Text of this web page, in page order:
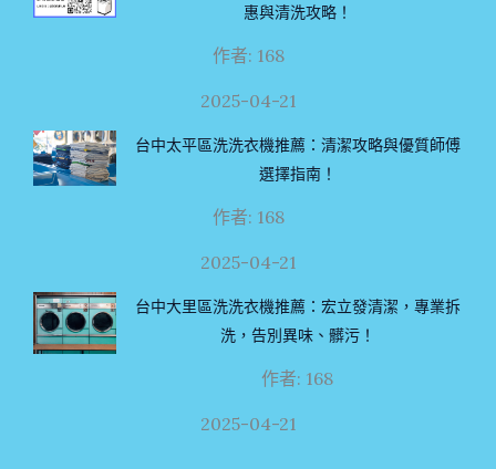
惠與清洗攻略！
作者: 168
2025-04-21
台中太平區洗洗衣機推薦：清潔攻略與優質師傅
選擇指南！
作者: 168
2025-04-21
台中大里區洗洗衣機推薦：宏立發清潔，專業拆
洗，告別異味、髒污！
作者: 168
2025-04-21